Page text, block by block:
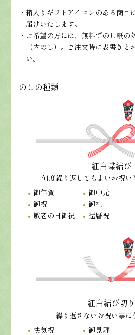
箱入りギフトアイコンのある商品
届けいたします。
ご希望の方には、無料でのし紙の
（内のし）。ご注文時に表書きと
い。
のしの種類
紅白蝶結び
何度繰り返してもよいお祝い
御年賀
御中元
御祝
御礼
敬老の日御祝
還暦祝
紅白結び切り
繰り返さないお祝い事に
快気祝
御見舞